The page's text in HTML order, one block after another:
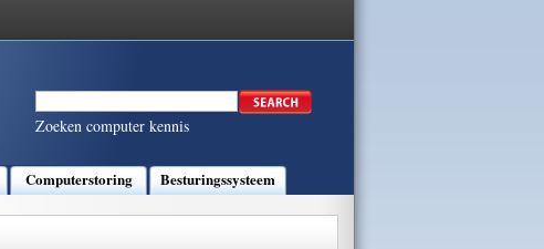
Zoeken computer kennis
Computerstoring Besturingssysteem